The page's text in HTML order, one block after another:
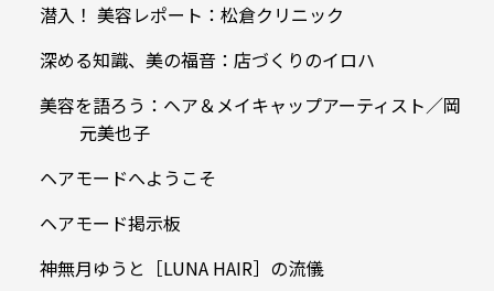
潜入！ 美容レポート：松倉クリニック
深める知識、美の福音：店づくりのイロハ
美容を語ろう：ヘア＆メイキャップアーティスト／岡
元美也子
ヘアモードへようこそ
ヘアモード掲示板
神無月ゆうと［LUNA HAIR］の流儀